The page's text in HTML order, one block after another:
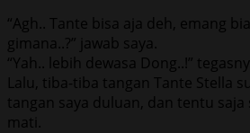
“Agh.. Tante bisa aja deh, emang
gimana..?” jawab saya.
“Yah.. lebih dewasa Dong..!”
Lalu, tiba-tiba tangan Tante Stella
tangan saya duluan, dan tentu saja
mati.